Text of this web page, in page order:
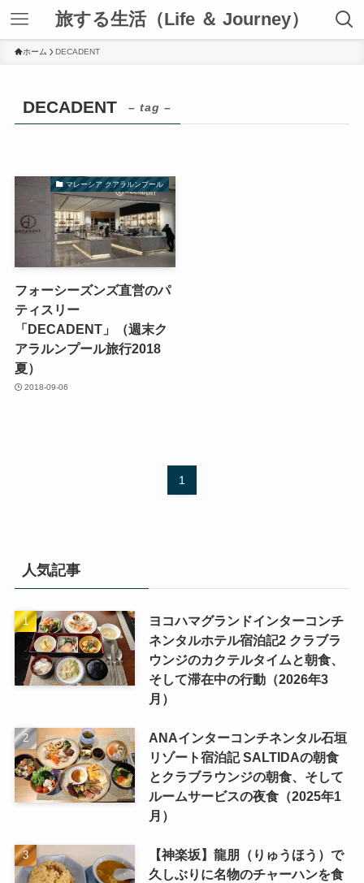
旅する生活（Life ＆ Journey）
ホーム DECADENT
DECADENT – tag –
マレーシア クアラルンプール
フォーシーズンズ直営のパ
ティスリー
「DECADENT」（週末ク
アラルンプール旅行2018
夏）
2018-09-06
1
人気記事
ヨコハマグランドインターコンチ
ネンタルホテル宿泊記2 クラブラ
ウンジのカクテルタイムと朝食、
そして滞在中の行動（2026年3
月）
ANAインターコンチネンタル石垣
リゾート宿泊記 SALTIDAの朝食
とクラブラウンジの朝食、そして
ルームサービスの夜食（2025年1
月）
【神楽坂】龍朋（りゅうほう）で
久しぶりに名物のチャーハンを食